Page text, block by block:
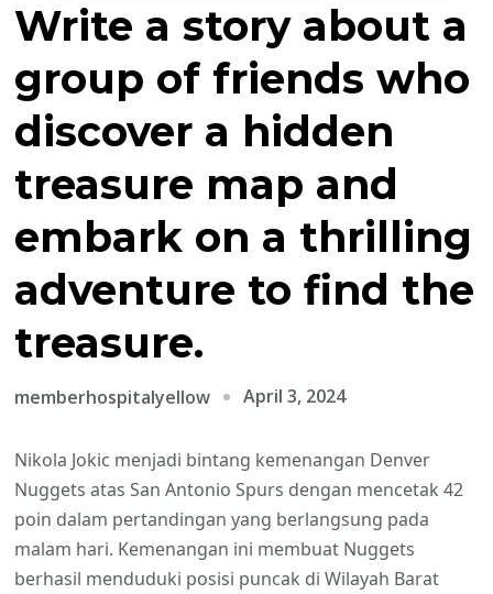
Write a story about a
group of friends who
discover a hidden
treasure map and
embark on a thrilling
adventure to find the
treasure.
memberhospitalyellow April 3, 2024
Nikola Jokic menjadi bintang kemenangan Denver
Nuggets atas San Antonio Spurs dengan mencetak 42
poin dalam pertandingan yang berlangsung pada
malam hari. Kemenangan ini membuat Nuggets
berhasil menduduki posisi puncak di Wilayah Barat